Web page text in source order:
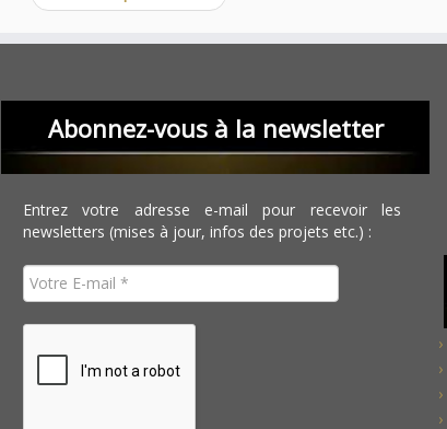
Abonnez-vous à la newsletter
Entrez votre adresse e-mail pour recevoir les
newsletters (mises à jour, infos des projets etc.) :